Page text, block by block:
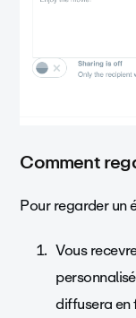
Comment
Pour regarder un
Vous
diffusera en